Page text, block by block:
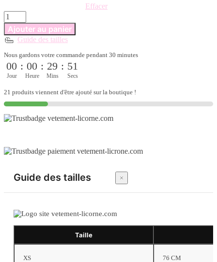
Effacer
quantité
de
Pyjama
licorne
confort
nocturne
enchanté
Ajouter au panier
Guide des tailles
Nous gardons votre commande pendant 30 minutes
00
Jour
: 00
Heure
: 29
Mins
: 51
Secs
21 produits viennent d'être ajouté sur la boutique !
Guide des tailles
Taille
XS 76 CM